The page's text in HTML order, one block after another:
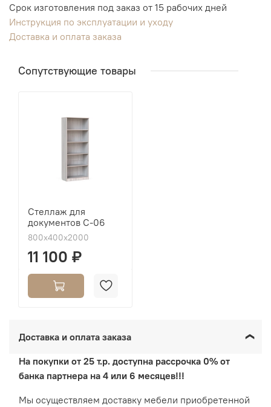
Срок изготовления под заказ от 15 рабочих дней
Инструкция по эксплуатации и уходу
Доставка и оплата заказа
Сопутствующие товары
Стеллаж для
документов С-06
800х400х2000
11 100 ₽
Доставка и оплата заказа
На покупки от 25 т.р. доступна рассрочка 0% от
банка партнера на 4 или 6 месяцев!!!
Мы осуществляем доставку мебели приобретенной